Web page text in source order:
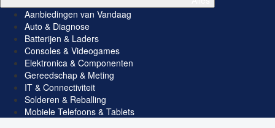
Aanbiedingen van Vandaag
Auto & Diagnose
Batterijen & Laders
Consoles & Videogames
Elektronica & Componenten
Gereedschap & Meting
IT & Connectiviteit
Solderen & Reballing
Mobiele Telefoons & Tablets